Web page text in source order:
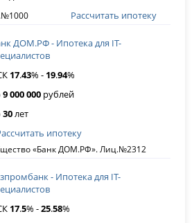
Рассчитать ипотеку
ДОМ.РФ - Ипотека для IT-
17.43% - 19.94%
9 000 000 рублей
30лет
«Банк ДОМ.РФ». Лиц.№2312
ипотеку
- Ипотека для IT-
17.5% -25.58%